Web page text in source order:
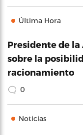
Última Hora
Presidente de
sobre la
racionamiento
0
Noticias